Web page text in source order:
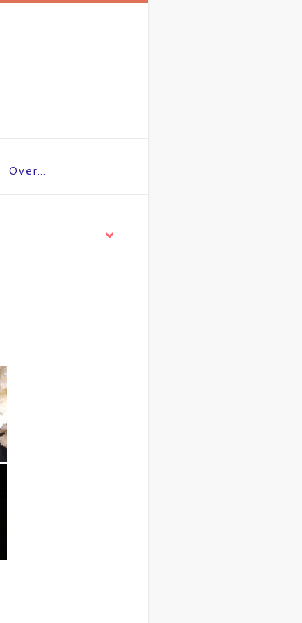
Over…